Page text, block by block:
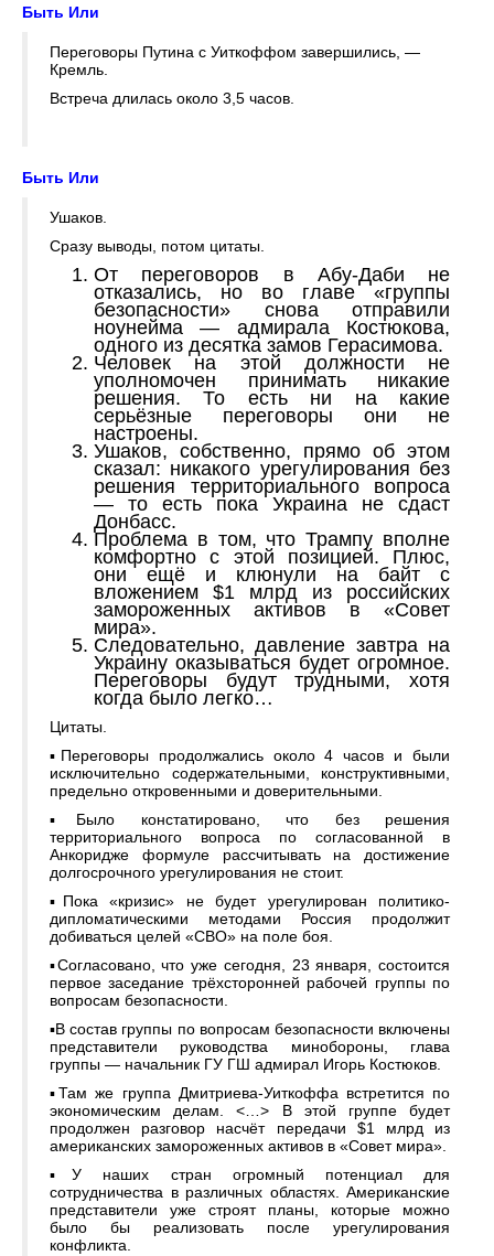
Быть Или
Переговоры Путина с Уиткоффом завершились, —
Кремль.
Встреча длилась около 3,5 часов.
Быть Или
Ушаков.
Сразу выводы, потом цитаты.
От переговоров в Абу-Даби не
отказались, но во главе «группы
безопасности» снова отправили
ноунейма — адмирала Костюкова,
одного из десятка замов Герасимова.
Человек на этой должности не
уполномочен принимать никакие
решения. То есть ни на какие
серьёзные переговоры они не
настроены.
Ушаков, собственно, прямо об этом
сказал: никакого урегулирования без
решения территориального вопроса
— то есть пока Украина не сдаст
Донбасс.
Проблема в том, что Трампу вполне
комфортно с этой позицией. Плюс,
они ещё и клюнули на байт с
вложением $1 млрд из российских
замороженных активов в «Совет
мира».
Следовательно, давление завтра на
Украину оказываться будет огромное.
Переговоры будут трудными, хотя
когда было легко…
Цитаты.
▪️Переговоры продолжались около 4 часов и были
исключительно содержательными, конструктивными,
предельно откровенными и доверительными.
▪️Было констатировано, что без решения
территориального вопроса по согласованной в
Анкоридже формуле рассчитывать на достижение
долгосрочного урегулирования не стоит.
▪️Пока «кризис» не будет урегулирован политико-
дипломатическими методами Россия продолжит
добиваться целей «СВО» на поле боя.
▪️Согласовано, что уже сегодня, 23 января, состоится
первое заседание трёхсторонней рабочей группы по
вопросам безопасности.
▪️В состав группы по вопросам безопасности включены
представители руководства минобороны, глава
группы — начальник ГУ ГШ адмирал Игорь Костюков.
▪️Там же группа Дмитриева-Уиткоффа встретится по
экономическим делам. <…> В этой группе будет
продолжен разговор насчёт передачи $1 млрд из
американских замороженных активов в «Совет мира».
▪️У наших стран огромный потенциал для
сотрудничества в различных областях. Американские
представители уже строят планы, которые можно
было бы реализовать после урегулирования
конфликта.